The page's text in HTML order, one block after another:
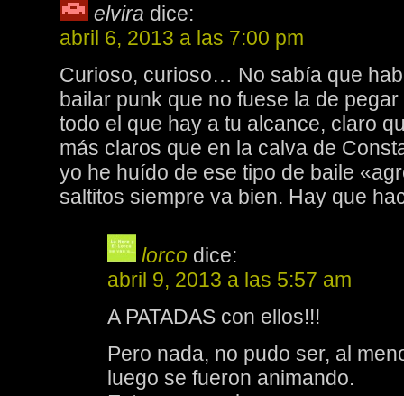
elvira dice:
abril 6, 2013 a las 7:00 pm
Curioso, curioso… No sabía que
bailar punk que no fuese la de
todo el que hay a tu alcance, claro
más claros que en la calva de
yo he huído de ese tipo de baile
saltitos siempre va bien. Hay que
lorco dice:
abril 9, 2013 a las 5:57 am
A PATADAS con ellos!!!
Pero nada, no pudo ser, al
luego se fueron animando.